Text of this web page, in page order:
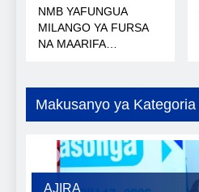
NMB YAFUNGUA
MILANGO YA FURSA
NA MAARIFA
Makusanyo ya Kategoria
AJIRA